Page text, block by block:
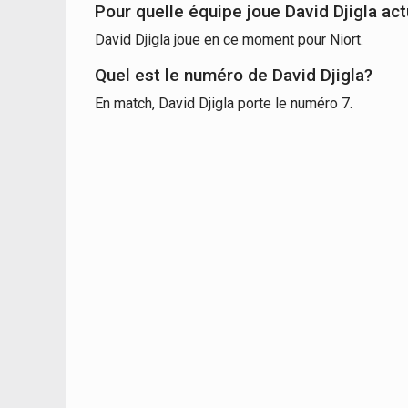
Pour quelle équipe joue David Djigla
David Djigla joue en ce moment pour Niort.
Quel est le numéro de David Djigla?
En match, David Djigla porte le numéro 7.